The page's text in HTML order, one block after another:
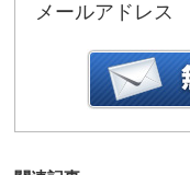
メールアドレス